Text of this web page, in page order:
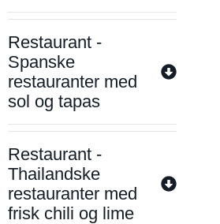
Restaurant -
Spanske
restauranter med
sol og tapas
Restaurant -
Thailandske
restauranter med
frisk chili og lime